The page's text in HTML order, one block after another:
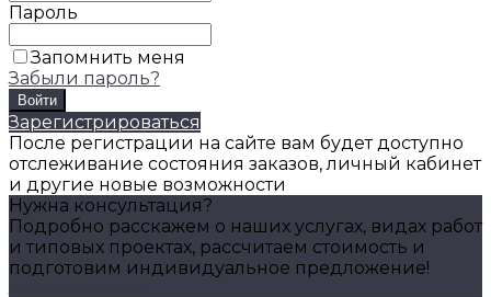
Пароль
Запомнить меня
Забыли пароль?
Войти
Зарегистрироваться
После регистрации на сайте вам будет доступно
отслеживание состояния заказов, личный кабинет
и другие новые возможности
Нужна консультация?
Подробно расскажем о наших услугах, видах работ
и типовых проектах, рассчитаем стоимость и
подготовим индивидуальное предложение!